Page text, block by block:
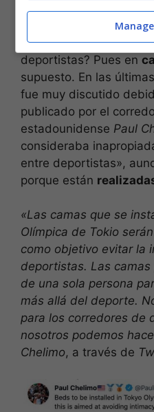
serán de nuevo
Y si te preguntas
deportistas? Pues en
supuesto. En las
fue muy discutido
publicado por el
estadounidense Paul
consideraba
entre deportistas»,
porque están
«Las camas que se
Olímpica de Tokio
como objetivo evitar la
deportistas. Las
de una sola persona
más allá del deporte.
para los corredores de
nosotros podemos
Chelimo, a través de